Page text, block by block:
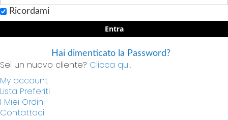
Ricordami
Entra
Hai dimenticato la Password?
Sei un nuovo cliente? Clicca qui.
My account
Lista Preferiti
I Miei Ordini
Contattaci